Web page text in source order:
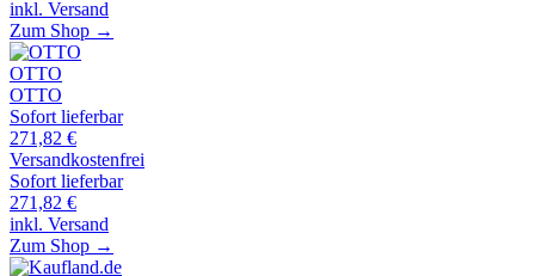
inkl. Versand
Zum Shop →
OTTO
OTTO
Sofort lieferbar
271,82 €
Versandkostenfrei
Sofort lieferbar
271,82 €
inkl. Versand
Zum Shop →